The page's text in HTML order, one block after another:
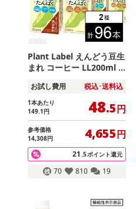
Plant Label えんどう豆生
まれ コーヒー LL200ml /
お試し費用 税込･送料込
1本あたり
149.1円 48.5円
参考価格
14,308円 4,655円
21 .5ポイント還元
70 810 19